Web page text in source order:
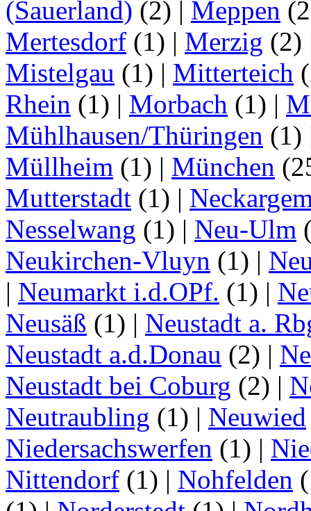
(Sauerland) (2) | Meppen
Mertesdorf (1) | Merzig (2)
Mistelgau (1) | Mitterteich
Rhein (1) | Morbach (1) |
Mühlhausen/Thüringen (1)
Müllheim (1) | München
Mutterstadt (1) |
Nesselwang (1) | Neu-Ulm
Neukirchen-Vluyn (1) |
| Neumarkt i.d.OPf. (1) |
Neusäß (1) | Neustadt a.
Neustadt a.d.Donau (2) |
Neustadt bei Coburg (2) |
Neutraubling (1) | Neuwied
Niedersachswerfen (1) |
Nittendorf (1) | Nohfelden